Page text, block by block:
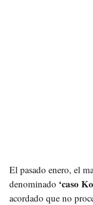
El pasado enero, el
denominado ‘caso
acordado que no